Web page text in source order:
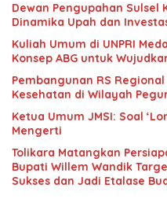
Dewan Pengupahan
Dinamika Upah dan
Kuliah Umum di UNPRI
Konsep ABG untuk
Pembangunan RS
Kesehatan di Wilayah
Ketua Umum JMSI: Soal
Mengerti
Tolikara Matangkan
Bupati Willem Wandik
Sukses dan Jadi Etalase